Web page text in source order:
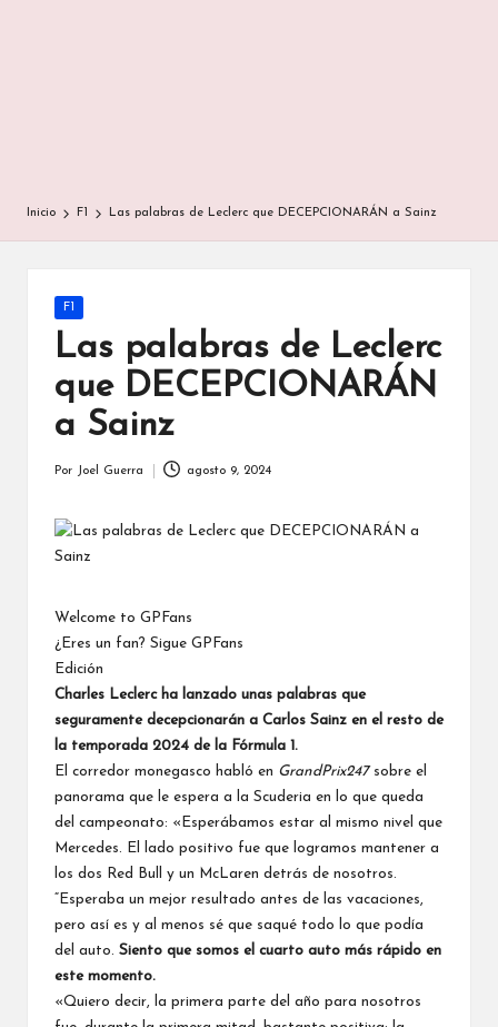
Inicio F1 Las palabras de Leclerc que DECEPCIONARÁN a Sainz
Publicada
en
F1
Las palabras de Leclerc
que DECEPCIONARÁN
a Sainz
Por Joel Guerra agosto 9, 2024
Welcome to GPFans
¿Eres un fan? Sigue GPFans
Edición
Charles Leclercha lanzado unas palabras que
seguramente decepcionarán a Carlos Sainz en el resto de
la temporada 2024 de la Fórmula 1.
El corredor monegasco habló en GrandPrix247sobre el
panorama que le espera a la Scuderia en lo que queda
del campeonato: «Esperábamos estar al mismo nivel que
Mercedes. El lado positivo fue que logramos mantener a
los dos Red Bull y un McLaren detrás de nosotros.
“Esperaba un mejor resultado antes de las vacaciones,
pero así es y al menos sé que saqué todo lo que podía
del auto. Siento que somos el cuarto auto más rápido en
este momento.
«Quiero decir, la primera parte del año para nosotros